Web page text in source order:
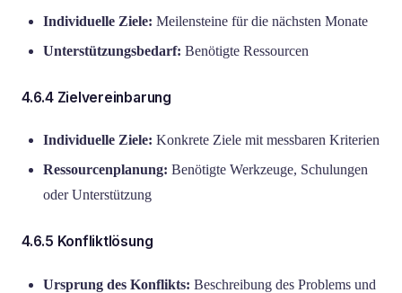
Individuelle Ziele: Meilensteine für die nächsten Monate
Unterstützungsbedarf: Benötigte Ressourcen
4.6.4 Zielvereinbarung
Individuelle Ziele: Konkrete Ziele mit messbaren Kriterien
Ressourcenplanung: Benötigte Werkzeuge, Schulungen
oder Unterstützung
4.6.5 Konfliktlösung
Ursprung des Konflikts: Beschreibung des Problems und